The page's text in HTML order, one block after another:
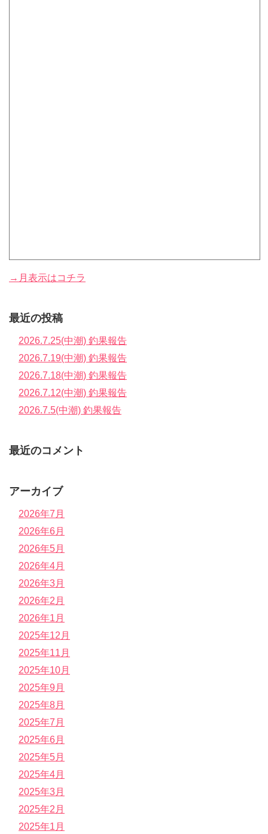
→月表示はコチラ
最近の投稿
2026.7.25(中潮) 釣果報告
2026.7.19(中潮) 釣果報告
2026.7.18(中潮) 釣果報告
2026.7.12(中潮) 釣果報告
2026.7.5(中潮) 釣果報告
最近のコメント
アーカイブ
2026年7月
2026年6月
2026年5月
2026年4月
2026年3月
2026年2月
2026年1月
2025年12月
2025年11月
2025年10月
2025年9月
2025年8月
2025年7月
2025年6月
2025年5月
2025年4月
2025年3月
2025年2月
2025年1月